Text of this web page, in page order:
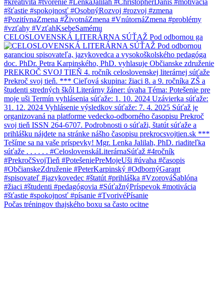
CELOSLOVENSKÁ LITERÁRNA SÚŤAŽ Pod odbornou ga
Počas tréningov thajského boxu sa často ocitne